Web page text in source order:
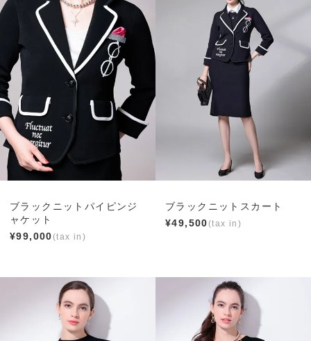
ブラックニットパイピンジ
ャケット
¥99,000
ブラックニットスカート
¥49,500